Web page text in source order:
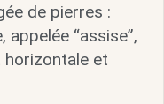
de pierres :
“assise”,
et